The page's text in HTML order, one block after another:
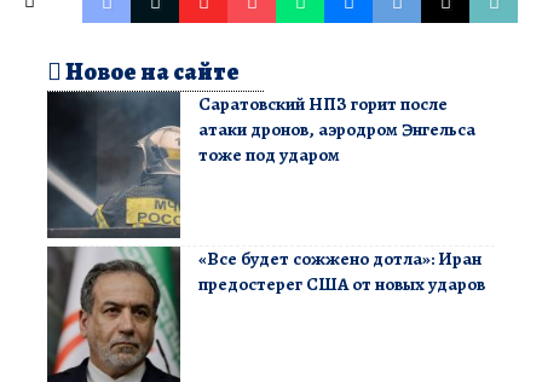
Новое на сайте
Саратовский НПЗ горит после
атаки дронов, аэродром Энгельса
тоже под ударом
«Все будет сожжено дотла»: Иран
предостерег США от новых ударов